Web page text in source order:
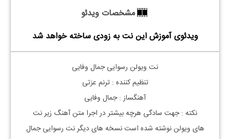
مشخصات ویدئو
ویدئوی آموزش این نت به زودی ساخته خواهد شد
نت ویولن رسوایی جمال وفایی
تنظیم کننده : ترنم عزتی
آهنگساز : جمال وفایی
نکته : جهت سادگی هرچه بیشتر در اجرا متن آهنگ زیر نت
های ویولننوشته شده است نسخه های دیگر نت رسوایی جمال